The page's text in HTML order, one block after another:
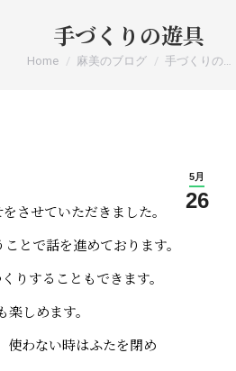
手づくりの遊具
You are here:
Home 麻美のブログ 手づくりの…
5月
26
させていただきました。
とで話を進めております。
りすることもできます。
しめます。
使わない時はふたを閉め